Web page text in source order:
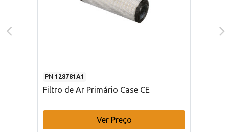
PN 128781A1
Filtro de Ar Primário Case CE
Ver Preço